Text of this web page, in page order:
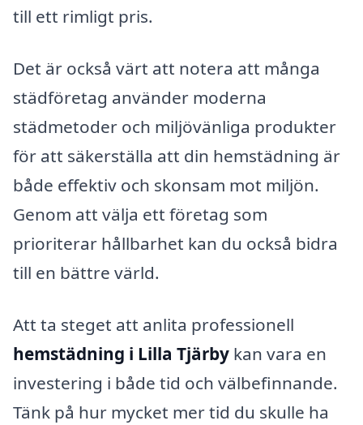
till ett rimligt pris.
Det är också värt att notera att många
städföretag använder moderna
städmetoder och miljövänliga produkter
för att säkerställa att din hemstädning är
både effektiv och skonsam mot miljön.
Genom att välja ett företag som
prioriterar hållbarhet kan du också bidra
till en bättre värld.
Att ta steget att anlita professionell
hemstädning i Lilla Tjärby kan vara en
investering i både tid och välbefinnande.
Tänk på hur mycket mer tid du skulle ha